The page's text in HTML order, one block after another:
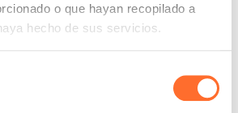
o que hayan recopilado a
hecho de sus servicios.
Easy